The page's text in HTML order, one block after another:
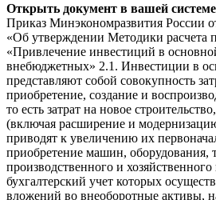
Открыть документ в вашей
Приказ Минэкономразвития России
«Об утверждении Методики расчета
«Привлечение инвестиций в
внебюджетных» 2.1. Инвестиции в
представляют собой совокупность
приобретение, создание и
то есть затрат на новое
(включая расширение и
приводят к увеличению их
приобретение машин, оборудования,
производственного и хозяйственного
бухгалтерский учет которых
вложений во внеоборотные активы,